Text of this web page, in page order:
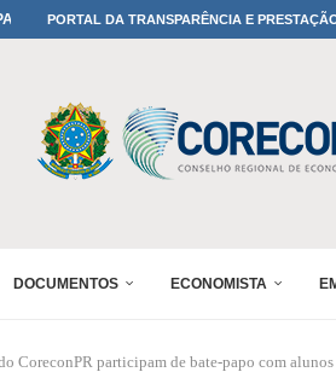
PORTAL DA TRANSPARÊNCIA E
DOCUMENTOS ECONOMISTA
CoreconPR participam de bate-papo com